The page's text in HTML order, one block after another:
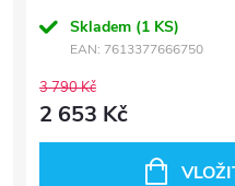
Skladem (1 KS)
EAN: 7613377666750
3 790 Kč
2 653 Kč